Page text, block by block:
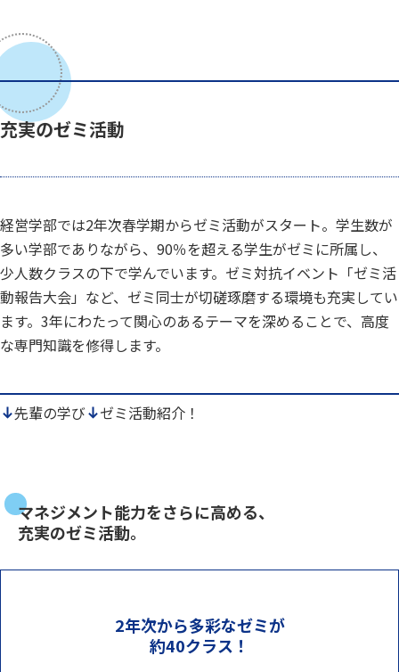
充実のゼミ活動
経営学部では2年次春学期からゼミ活動がスタート。学生数が
多い学部でありながら、90％を超える学生がゼミに所属し、
少人数クラスの下で学んでいます。ゼミ対抗イベント「ゼミ活
動報告大会」など、ゼミ同士が切磋琢磨する環境も充実してい
ます。3年にわたって関心のあるテーマを深めることで、高度
な専門知識を修得します。
先輩の学び ゼミ活動紹介！
マネジメント能力をさらに高める、
充実のゼミ活動。
2年次から多彩なゼミが
約40クラス！